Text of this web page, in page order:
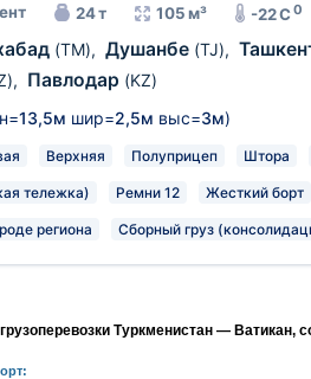
24 т 105 м³ -22 C0
(TM), Душанбе (TJ),
, Павлодар (KZ)
13,5м шир=2,5м выс=3м)
Верхняя Полуприцеп Штора
тележка) Ремни 12 Жесткий борт
региона Сборный груз
Туркменистан — Ватикан,